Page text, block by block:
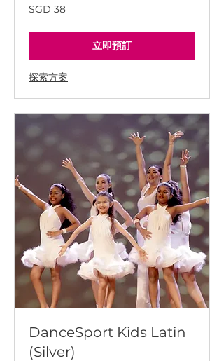
38
新
坡
SGD 38
立即預訂
探索方案
DanceSport Kids Latin
(Silver)